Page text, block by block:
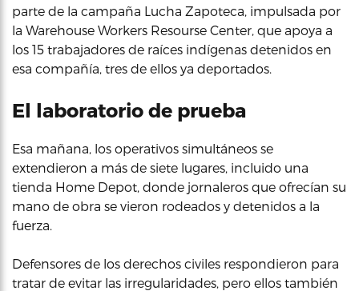
parte de la campaña Lucha Zapoteca, impulsada por
la Warehouse Workers Resourse Center, que apoya a
los 15 trabajadores de raíces indígenas detenidos en
esa compañía, tres de ellos ya deportados.
El laboratorio de prueba
Esa mañana, los operativos simultáneos se
extendieron a más de siete lugares, incluido una
tienda Home Depot, donde jornaleros que ofrecían su
mano de obra se vieron rodeados y detenidos a la
fuerza.
Defensores de los derechos civiles respondieron para
tratar de evitar las irregularidades, pero ellos también